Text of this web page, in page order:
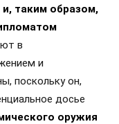
таким образом,
в
и
поскольку он,
досье
оружия